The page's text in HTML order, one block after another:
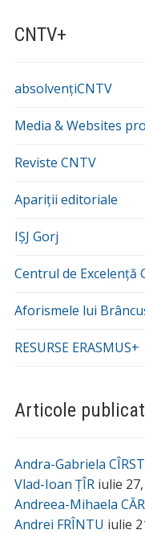
CNTV+
absolvențiCNTV
Media & Websites
Reviste CNTV
Apariții editoriale
IȘJ Gorj
Centrul de Excelență
Aforismele lui
RESURSE ERASMUS+
Articole
Andra-Gabriela
Vlad-Ioan ȚÎR iulie
Andreea-Mihaela
Andrei FRÎNTU iulie